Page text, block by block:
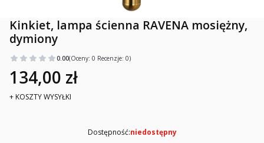
Kinkiet, lampa ścienna RAVENA mosiężny,
dymiony
0.00(Oceny: 0 Recenzje: 0)
134,00 zł
+ KOSZTY WYSYŁKI
Dostępność:niedostępny